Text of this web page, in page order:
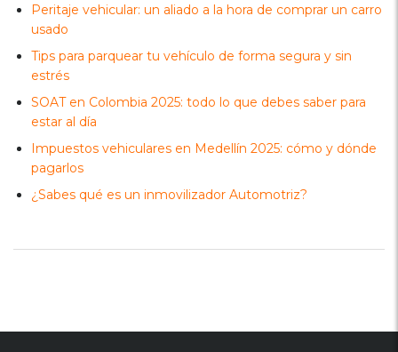
Peritaje vehicular: un aliado a la hora de comprar un carro
usado
Tips para parquear tu vehículo de forma segura y sin
estrés
SOAT en Colombia 2025: todo lo que debes saber para
estar al día
Impuestos vehiculares en Medellín 2025: cómo y dónde
pagarlos
¿Sabes qué es un inmovilizador Automotriz?